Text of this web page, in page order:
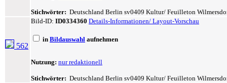
Stichwörter: Deutschland Berlin sv0409 Kultur/ Feuilleton
562
Bild-ID: ID0334360 Details-Informationen/ Layout-Vorschau
in Bildauswahl aufnehmen
Nutzung: nur redaktionell
Stichwörter: Deutschland Berlin sv0409 Kultur/ Feuilleton